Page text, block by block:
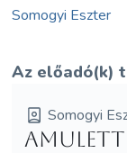
Somogyi Eszter
Az előadó(k)
Somogyi